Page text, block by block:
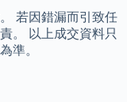
若因錯漏而引致任
。 以上成交資料只
準。